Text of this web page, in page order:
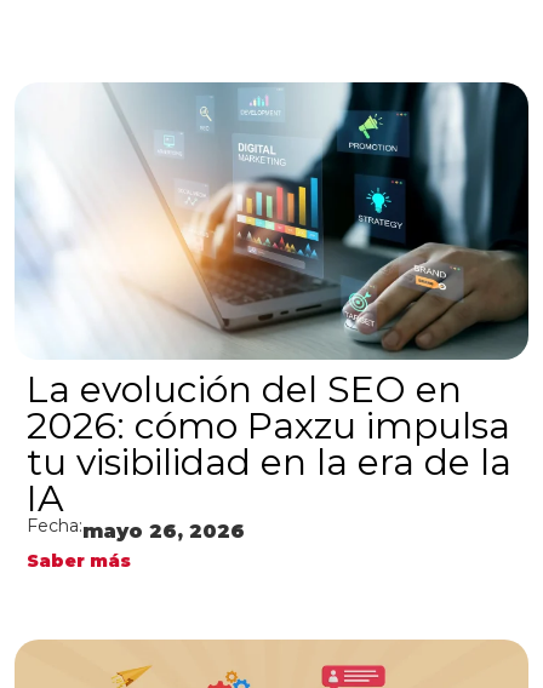
La evolución del SEO en
2026: cómo Paxzu impulsa
tu visibilidad en la era de la
IA
Fecha:mayo 26, 2026
Saber más